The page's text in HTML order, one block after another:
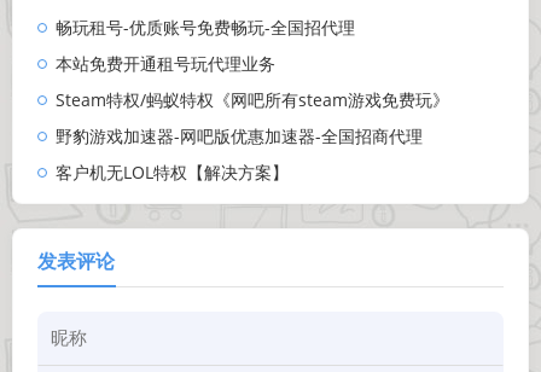
畅玩租号-优质账号免费畅玩-全国招代理
本站免费开通租号玩代理业务
Steam特权/蚂蚁特权《网吧所有steam游戏免费玩》
野豹游戏加速器-网吧版优惠加速器-全国招商代理
客户机无LOL特权【解决方案】
发表评论